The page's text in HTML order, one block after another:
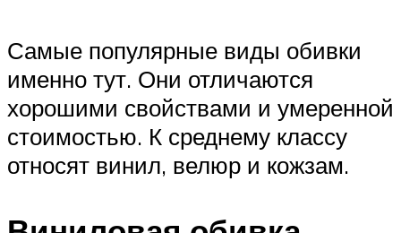
Самые популярные виды обивки
именно тут. Они отличаются
хорошими свойствами и умеренной
стоимостью. К среднему классу
относят винил, велюр и кожзам.